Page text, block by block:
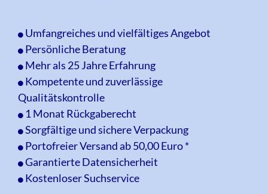
Umfangreiches und vielfältiges Angebot
Persönliche Beratung
Mehr als 25 Jahre Erfahrung
Kompetente und zuverlässige
Qualitätskontrolle
1 Monat Rückgaberecht
Sorgfältige und sichere Verpackung
Portofreier Versand ab 50,00 Euro *
Garantierte Datensicherheit
Kostenloser Suchservice